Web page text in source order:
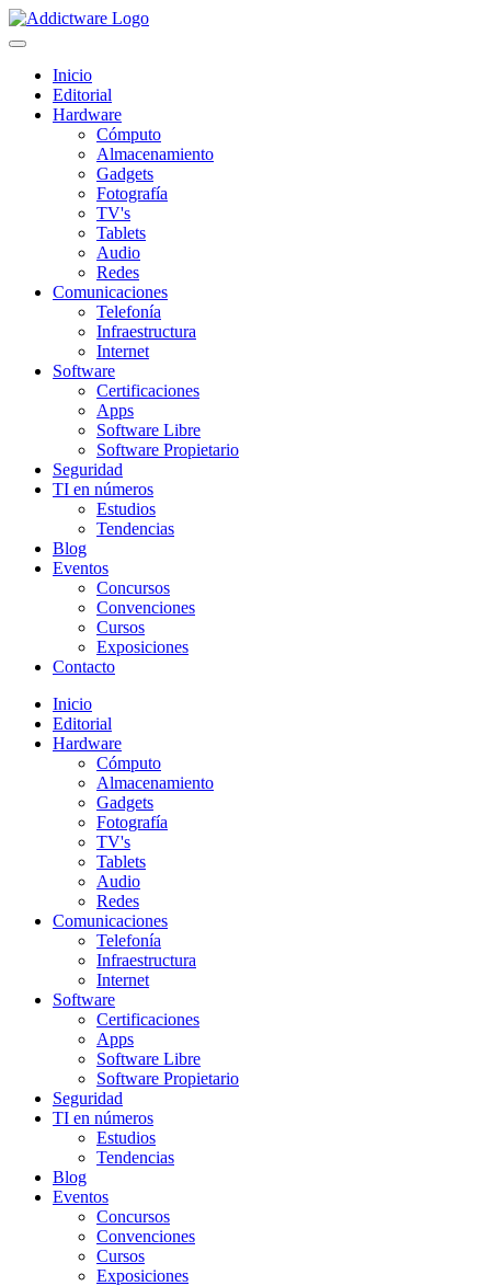
Inicio
Editorial
Hardware
Cómputo
Almacenamiento
Gadgets
Fotografía
TV's
Tablets
Audio
Redes
Comunicaciones
Telefonía
Infraestructura
Internet
Software
Certificaciones
Apps
Software Libre
Software Propietario
Seguridad
TI en números
Estudios
Tendencias
Blog
Eventos
Concursos
Convenciones
Cursos
Exposiciones
Contacto
Inicio
Editorial
Hardware
Cómputo
Almacenamiento
Gadgets
Fotografía
TV's
Tablets
Audio
Redes
Comunicaciones
Telefonía
Infraestructura
Internet
Software
Certificaciones
Apps
Software Libre
Software Propietario
Seguridad
TI en números
Estudios
Tendencias
Blog
Eventos
Concursos
Convenciones
Cursos
Exposiciones